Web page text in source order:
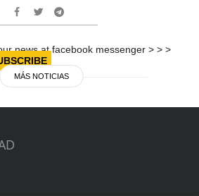
news at facebook messenger > > >
MÁS NOTICIAS